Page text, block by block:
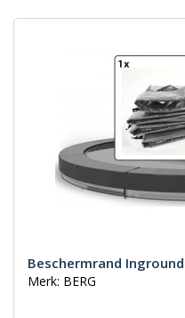
Beschermrand
Merk: BERG